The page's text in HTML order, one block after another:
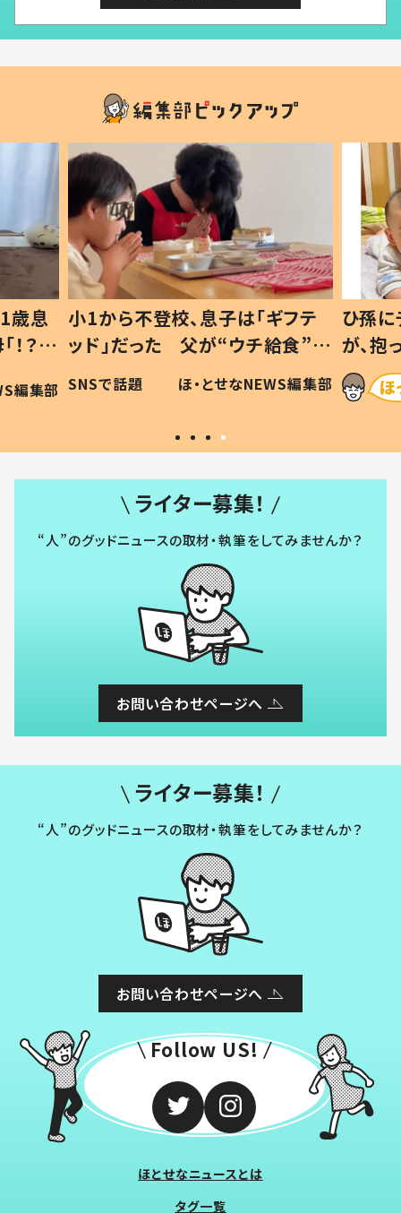
歳息
？」
編集部
小1から不登校、息子は「ギフテ
ッド」だった 父が“ウチ給食”を
作り続ける理由とは #令和の親
#令和の子
SNSで話題 ほ・とせなNEWS編集部
ひ孫
が、
「涙が
い」
ライター募集！
“人”のグッドニュースの取材・執筆をしてみませんか？
お問い合わせページへ
ライター募集！
“人”のグッドニュースの取材・執筆をしてみませんか？
お問い合わせページへ
Follow US!
ほとせなニュースとは
タグ一覧